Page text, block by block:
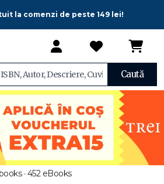
la comenzi de peste 149 lei!
Caută
· 452 eBooks